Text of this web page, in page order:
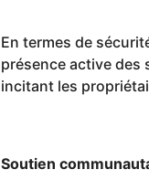
En termes de
présence active des
incitant les
Soutien